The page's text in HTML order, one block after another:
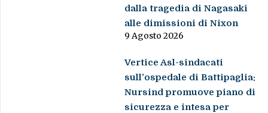
dalla tragedia di Nagasaki
alle dimissioni di Nixon
9 Agosto 2026
Vertice Asl-sindacati
sull’ospedale di Battipaglia:
Nursind promuove piano di
sicurezza e intesa per